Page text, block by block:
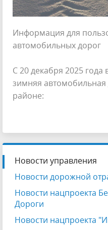
Информация для
автомобильных дорог
С 20 декабря 2025 года
зимняя
районе:
Новости управления
Новости дорожной
Новости нацпроекта
Дороги
Новости нацпроекта